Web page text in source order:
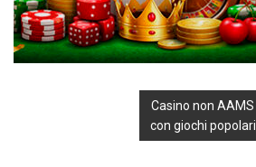
Casino non AAMS
con giochi popolari